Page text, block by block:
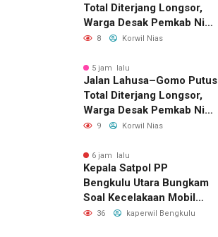
Total Diterjang Longsor,
Warga Desak Pemkab Nias
Selatan Bergerak Cepat
8 Korwil Nias
5 jam lalu
Jalan Lahusa–Gomo Putus
Total Diterjang Longsor,
Warga Desak Pemkab Nias
Selatan Bergerak Cepat
9 Korwil Nias
6 jam lalu
Kepala Satpol PP
Bengkulu Utara Bungkam
Soal Kecelakaan Mobil
Dinas yang Dikemudikan
36 kaperwil Bengkulu